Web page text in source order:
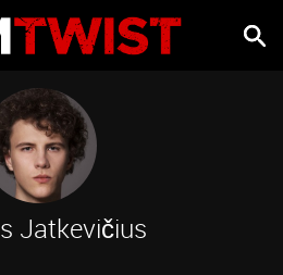
Jatkevičius